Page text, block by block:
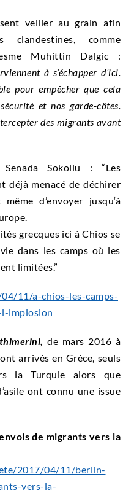
veiller au grain afin
clandestines, comme
Muhittin Dalgic :
à s‘échapper d’ici.
pour empêcher que cela
et nos garde-côtes.
des migrants avant
Sokollu : “Les
déjà menacé de déchirer
d’envoyer jusqu‘à
grecques ici à Chios se
dans les camps où les
limitées.”
11/a-chios-les-camps-
implosion
de mars 2016 à
arrivés en Grèce, seuls
la Turquie alors que
ont connu une issue
de migrants vers la
2017/04/11/berlin-
vers-la-